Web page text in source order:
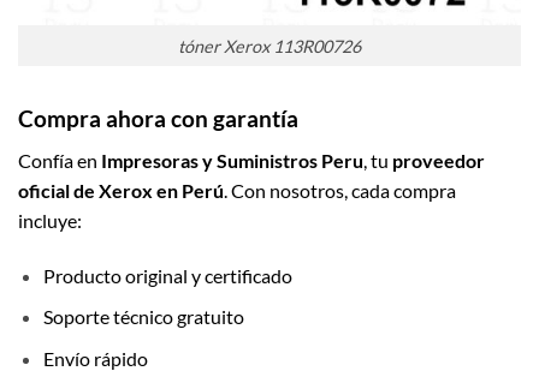
tóner Xerox 113R00726
Compra ahora con garantía
Confía en Impresoras y Suministros Peru, tu proveedor
oficial de Xerox en Perú. Con nosotros, cada compra
incluye:
Producto original y certificado
Soporte técnico gratuito
Envío rápido